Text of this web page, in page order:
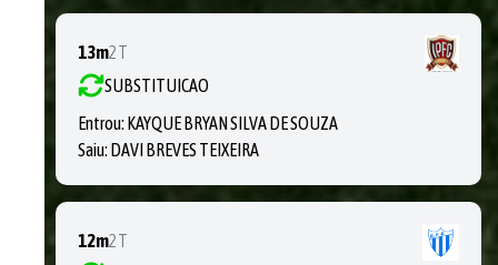
13m2T
SUBSTITUICAO
Entrou: KAYQUE BRYAN SILVA DE SOUZA
Saiu: DAVI BREVES TEIXEIRA
12m2T